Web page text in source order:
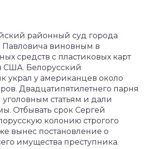
районный суд города
виновным в
средств с пластиковых карт
США. Белорусский
украл у американцев около
Двадцатипятилетнего парня
статьям и дали
Отбывать срок Сергей
колонию строгого
вынес постановление о
имущества преступника.